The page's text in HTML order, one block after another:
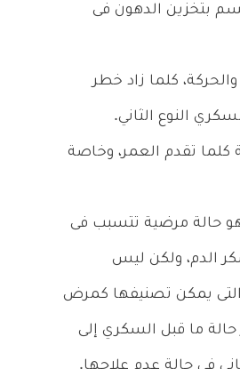
بتخزين الدهون فى
كلما زاد خطر
النوع الثاني.
كلما تقدم العمر، وخاصة
حالة مرضية تتسبب فى
الدم، ولكن ليس
التى يمكن تصنيفها كمرض
ما قبل السكري إلى